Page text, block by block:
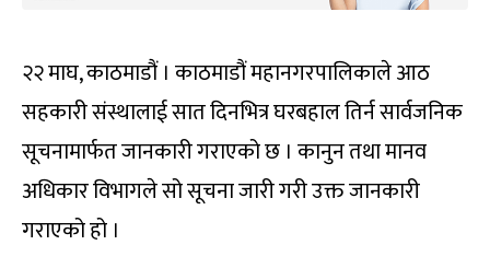
२२ माघ, काठमाडौं । काठमाडौं महानगरपालिकाले आठ
सहकारी संस्थालाई सात दिनभित्र घरबहाल तिर्न सार्वजनिक
सूचनामार्फत जानकारी गराएको छ । कानुन तथा मानव
अधिकार विभागले सो सूचना जारी गरी उक्त जानकारी
गराएको हो ।